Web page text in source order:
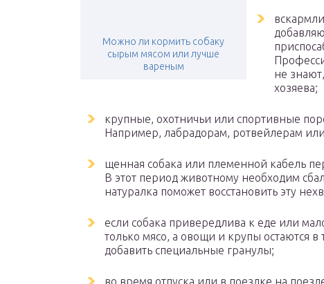
Можно ли кормить собаку
сырым мясом или лучше
вареным
не
хозяева;
крупные, охотничьи или спортивные
Например, лабрадорам, ротвейлерам
щенная собака или племенной кабель
В этот период животному необходим
натуралка поможет восстановить эту
если собака привередлива к еде или
только мясо, а овощи и крупы остаются
добавить специальные гранулы;
во время отпуска или в поездке на